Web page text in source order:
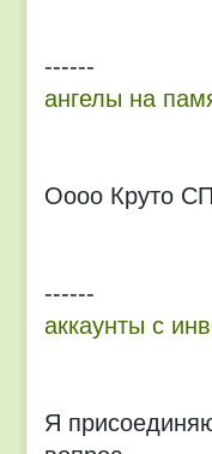
------
ангелы на
Оооо Круто
------
аккаунты с
Я